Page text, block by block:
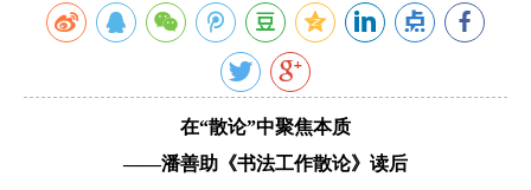
在“散论”中聚焦本质
——潘善助《书法工作散论》读后